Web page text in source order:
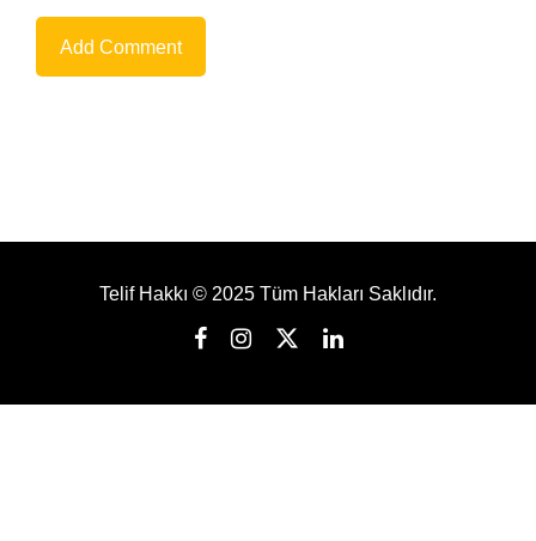
Telif Hakkı © 2025 Tüm Hakları Saklıdır.